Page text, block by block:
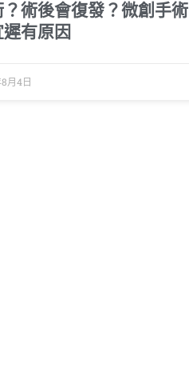
？術後會復發？微創手術
有原因
月4日